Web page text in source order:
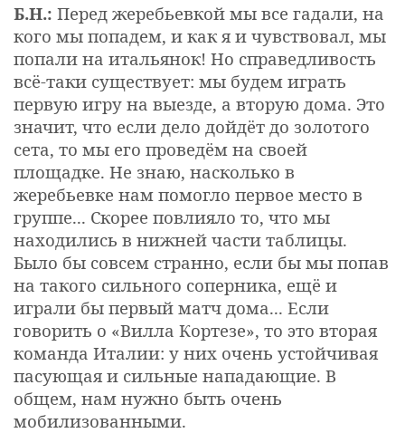
Б.Н.: Перед жеребьевкой мы все гадали, на
кого мы попадем, и как я и чувствовал, мы
попали на итальянок! Но справедливость
всё-таки существует: мы будем играть
первую игру на выезде, а вторую дома. Это
значит, что если дело дойдёт до золотого
сета, то мы его проведём на своей
площадке. Не знаю, насколько в
жеребьевке нам помогло первое место в
группе... Cкорее повлияло то, что мы
находились в нижней части таблицы.
Было бы совсем странно, если бы мы попав
на такого сильного соперника, ещё и
играли бы первый матч дома... Если
говорить о «Вилла Кортезе», то это вторая
команда Италии: у них очень устойчивая
пасующая и сильные нападающие. В
общем, нам нужно быть очень
мобилизованными.